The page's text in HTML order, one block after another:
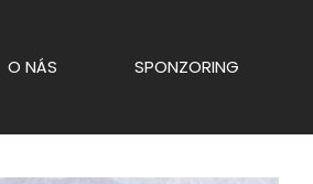
O NÁS SPONZORING